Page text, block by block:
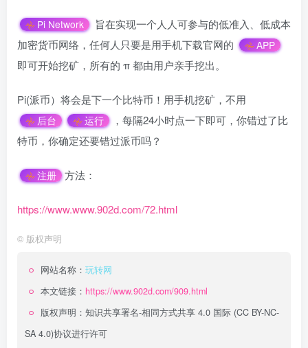
Pi Network
旨在实现一个人人可参与的低准入、低成本
加密货币网络，任何人只要是用手机下载官网的
APP
即可开始挖矿，所有的 π 都由用户亲手挖出。
Pi(派币）将会是下一个比特币！用手机挖矿，不用
后台 运行
，每隔24小时点一下即可，你错过了比
特币，你确定还要错过派币吗？
注册 方法：
https://www.www.902d.com/72.html
© 版权声明
网站名称： 玩转网
本文链接： https://www.902d.com/909.html
版权声明： 知识共享署名-相同方式共享 4.0 国际 (CC BY-NC-
SA 4.0)协议进行许可